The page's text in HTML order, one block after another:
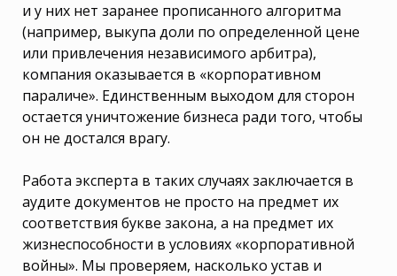
и у них нет заранее прописанного алгоритма
(например, выкупа доли по определенной цене
или привлечения независимого арбитра),
компания оказывается в «корпоративном
параличе». Единственным выходом для сторон
остается уничтожение бизнеса ради того, чтобы
он не достался врагу.
Работа эксперта в таких случаях заключается в
аудите документов не просто на предмет их
соответствия букве закона, а на предмет их
жизнеспособности в условиях «корпоративной
войны». Мы проверяем, насколько устав и